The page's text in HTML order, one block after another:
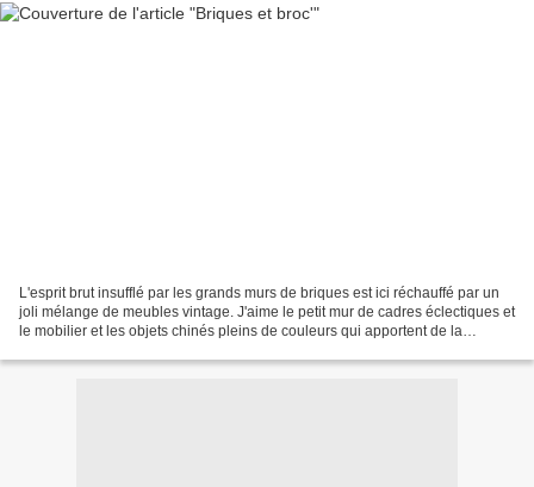
L'esprit brut insufflé par les grands murs de briques est ici réchauffé par un
joli mélange de meubles vintage. J'aime le petit mur de cadres éclectiques et
le mobilier et les objets chinés pleins de couleurs qui apportent de la